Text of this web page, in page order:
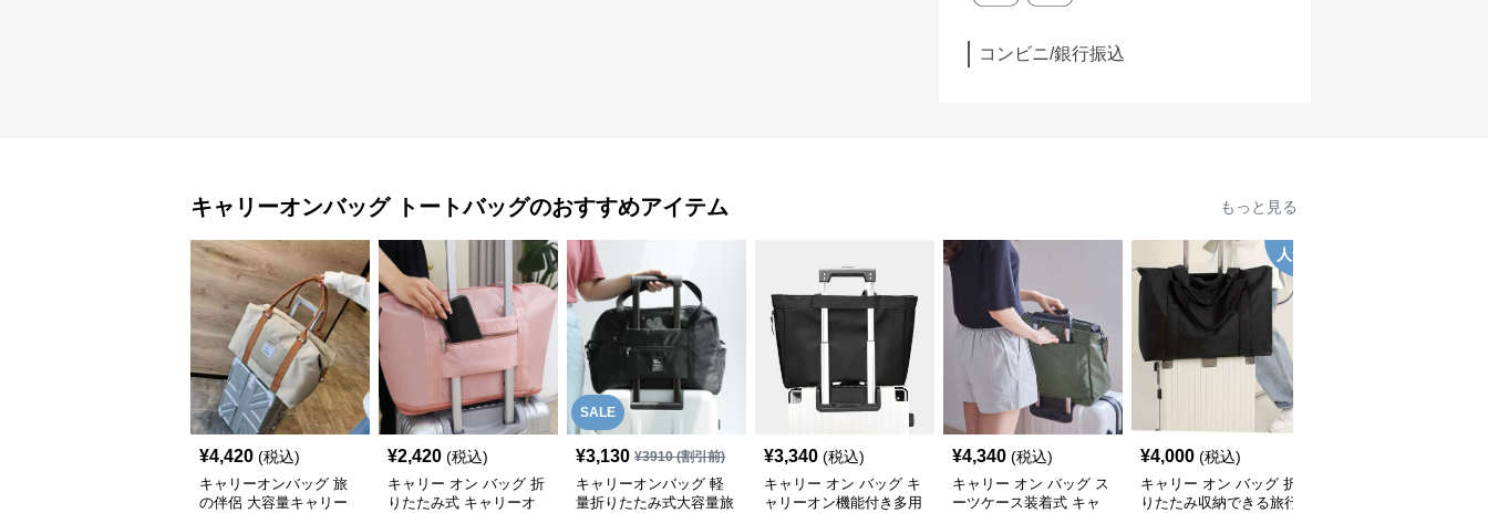
コンビニ/銀行振込
キャリーオンバッグ トートバッグのおすすめアイテム もっと見る
¥4,420 (税込)
キャリーオンバッグ 旅
の伴侶 大容量キャリー
¥2,420 (税込)
キャリー オン バッグ 折
りたたみ式 キャリーオ
SALE
¥3,130 ¥3910(割引前)
キャリーオンバッグ 軽
量折りたたみ式大容量旅
¥3,340 (税込)
キャリー オン バッグ キ
ャリーオン機能付き多用
¥4,340 (税込)
キャリー オン バッグ ス
ーツケース装着式 キャ
人気
¥4,000 (税込)
キャリー オン バッグ 折
りたたみ収納できる旅行